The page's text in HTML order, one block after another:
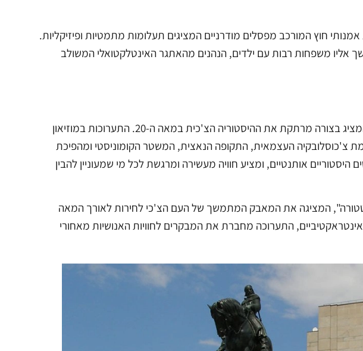
חוץ המורכב מפסלים מודרניים המציגים תעלומות מתמטיות ופיזיקליות.
והוא מושך אליו משפחות רבות עם ילדים, הנהנים מהאתגר האינטלקטואלי המשולב
בתוך האנדרטה שוכן המוזיאון הלאומי להיסטוריה של צ'כיה, המציג בצורה מרתקת את ההיסטוריה הצ'כית במאה ה-20. התערוכות במוזיאון
צ'כוסלובקיה העצמאית, התקופה הנאצית, המשטר הקומוניסטי ומהפיכת
היסטוריים אותנטיים, ומציע חוויה מעשירה ומרגשת לכל מי שמעוניין להבין
המציגה את המאבק המתמשך של העם הצ'כי לחירות לאורך המאה
התערוכה מחברת את המבקרים לחוויות האנושיות מאחורי